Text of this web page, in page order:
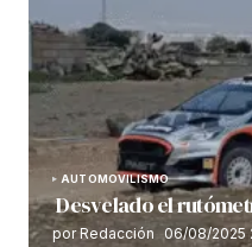
AUTOMOVILISMO
Desvelado el
por Redacción 06/08/2025